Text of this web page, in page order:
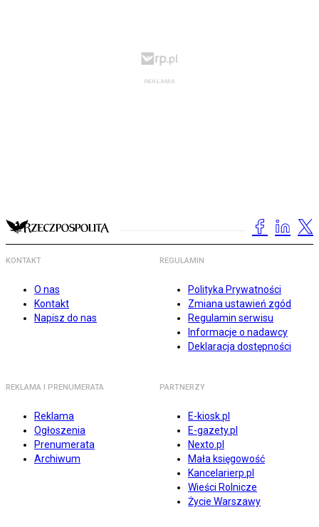
KONTAKT
O nas
Kontakt
Napisz do nas
REGULAMIN
Polityka Prywatności
Zmiana ustawień zgód
Regulamin serwisu
Informacje o nadawcy
Deklaracja dostępności
REKLAMA I PRENUMERATA
Reklama
Ogłoszenia
Prenumerata
Archiwum
PARTNERZY
E-kiosk.pl
E-gazety.pl
Nexto.pl
Mała księgowość
Kancelarierp.pl
Wieści Rolnicze
Życie Warszawy